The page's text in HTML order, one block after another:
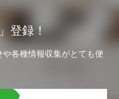
登録！
各種情報収集がとても便